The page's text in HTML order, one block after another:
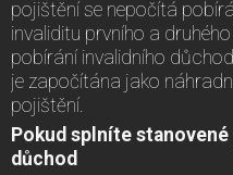
pojištění se nepočítá
invaliditu prvního a
pobírání invalidního
je započítána jako
pojištění.
Pokud splníte
důchod